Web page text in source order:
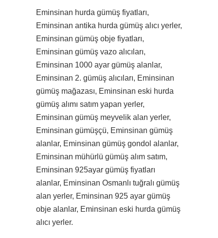
Eminsinan hurda gümüş fiyatları,
Eminsinan antika hurda gümüş alıcı yerler,
Eminsinan gümüş obje fiyatları,
Eminsinan gümüş vazo alıcıları,
Eminsinan 1000 ayar gümüş alanlar,
Eminsinan 2. gümüş alıcıları, Eminsinan
gümüş mağazası, Eminsinan eski hurda
gümüş alımı satım yapan yerler,
Eminsinan gümüş meyvelik alan yerler,
Eminsinan gümüşçü, Eminsinan gümüş
alanlar, Eminsinan gümüş gondol alanlar,
Eminsinan mühürlü gümüş alım satım,
Eminsinan 925ayar gümüş fiyatları
alanlar, Eminsinan Osmanlı tuğralı gümüş
alan yerler, Eminsinan 925 ayar gümüş
obje alanlar, Eminsinan eski hurda gümüş
alıcı yerler.